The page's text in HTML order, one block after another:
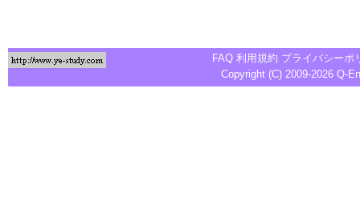
FAQ 利用規約 プライバシーポ
Copyright (C) 2009-2026 Q-